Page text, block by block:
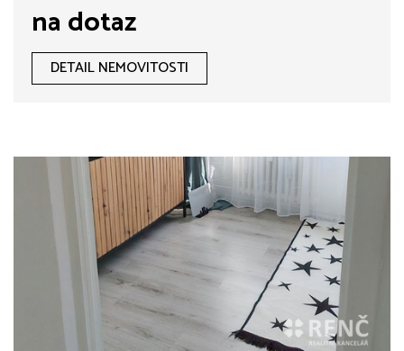
na dotaz
DETAIL NEMOVITOSTI